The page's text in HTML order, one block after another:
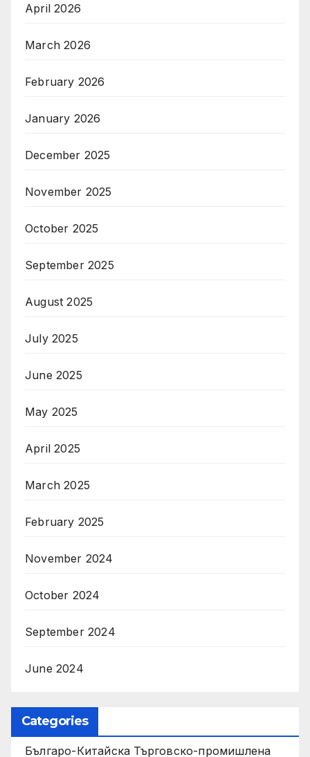
April 2026
March 2026
February 2026
January 2026
December 2025
November 2025
October 2025
September 2025
August 2025
July 2025
June 2025
May 2025
April 2025
March 2025
February 2025
November 2024
October 2024
September 2024
June 2024
Categories
Българо-Китайска Търговско-промишлена